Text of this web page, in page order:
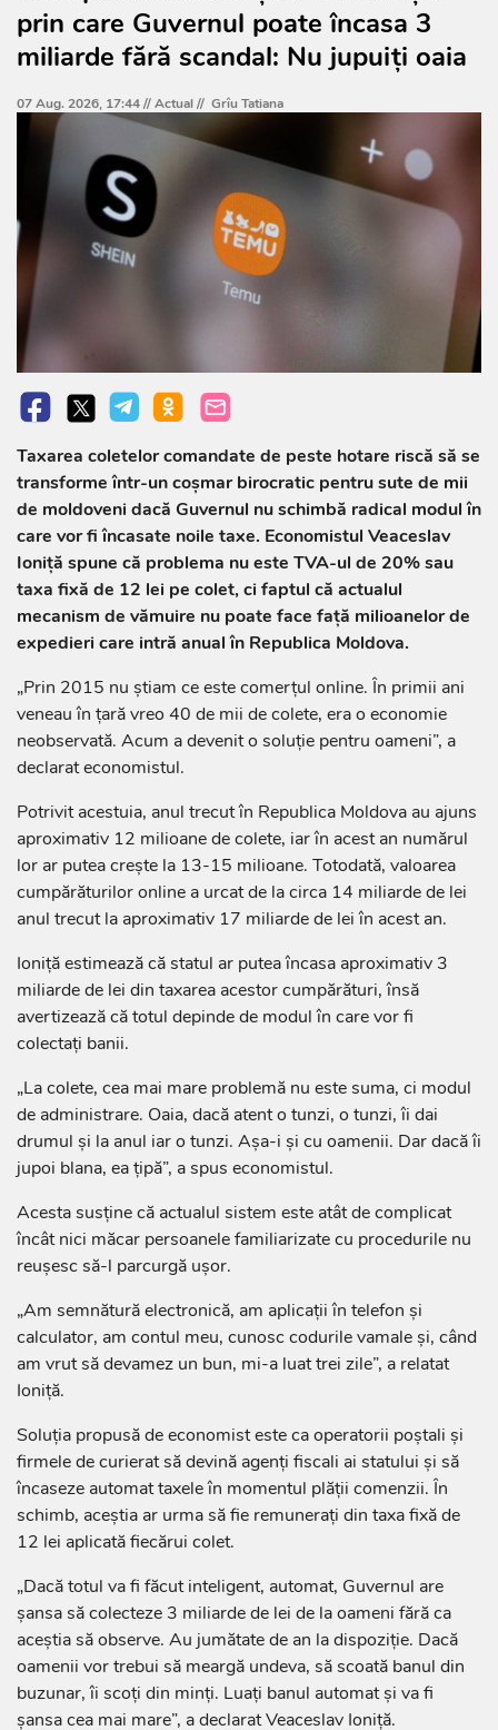
prin care Guvernul poate încasa 3
miliarde fără scandal: Nu jupuiți oaia
07 Aug. 2026, 17:44 //Actual// Grîu Tatiana
Taxarea coletelor comandate de peste hotare riscă să se
transforme într-un coșmar birocratic pentru sute de mii
de moldoveni dacă Guvernul nu schimbă radical modul în
care vor fi încasate noile taxe. Economistul Veaceslav
Ioniță spune că problema nu este TVA-ul de 20% sau
taxa fixă de 12 lei pe colet, ci faptul că actualul
mecanism de vămuire nu poate face față milioanelor de
expedieri care intră anual în Republica Moldova.
„Prin 2015 nu știam ce este comerțul online. În primii ani
veneau în țară vreo 40 de mii de colete, era o economie
neobservată. Acum a devenit o soluție pentru oameni”, a
declarat economistul.
Potrivit acestuia, anul trecut în Republica Moldova au ajuns
aproximativ 12 milioane de colete, iar în acest an numărul
lor ar putea crește la 13-15 milioane. Totodată, valoarea
cumpărăturilor online a urcat de la circa 14 miliarde de lei
anul trecut la aproximativ 17 miliarde de lei în acest an.
Ioniță estimează că statul ar putea încasa aproximativ 3
miliarde de lei din taxarea acestor cumpărături, însă
avertizează că totul depinde de modul în care vor fi
colectați banii.
„La colete, cea mai mare problemă nu este suma, ci modul
de administrare. Oaia, dacă atent o tunzi, o tunzi, îi dai
drumul și la anul iar o tunzi. Așa-i și cu oamenii. Dar dacă îi
jupoi blana, ea țipă”, a spus economistul.
Acesta susține că actualul sistem este atât de complicat
încât nici măcar persoanele familiarizate cu procedurile nu
reușesc să-l parcurgă ușor.
„Am semnătură electronică, am aplicații în telefon și
calculator, am contul meu, cunosc codurile vamale și, când
am vrut să devamez un bun, mi-a luat trei zile”, a relatat
Ioniță.
Soluția propusă de economist este ca operatorii poștali și
firmele de curierat să devină agenți fiscali ai statului și să
încaseze automat taxele în momentul plății comenzii. În
schimb, aceștia ar urma să fie remunerați din taxa fixă de
12 lei aplicată fiecărui colet.
„Dacă totul va fi făcut inteligent, automat, Guvernul are
șansa să colecteze 3 miliarde de lei de la oameni fără ca
aceștia să observe. Au jumătate de an la dispoziție. Dacă
oamenii vor trebui să meargă undeva, să scoată banul din
buzunar, îi scoți din minți. Luați banul automat și va fi
șansa cea mai mare”, a declarat Veaceslav Ioniță.